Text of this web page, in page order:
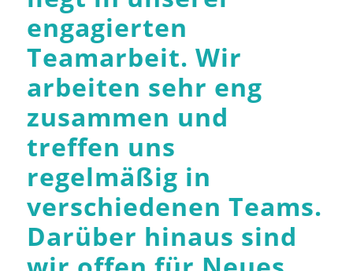
engagierten
Teamarbeit. Wir
arbeiten sehr eng
zusammen und
treffen uns
regelmäßig in
verschiedenen Teams.
Darüber hinaus sind